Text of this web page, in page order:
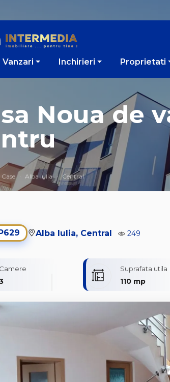
Vanzari Inchirieri Proprietati
Noua de
Case Alba Iulia Central
Alba Iulia, Central 249
Camere Suprafata utila
110 mp